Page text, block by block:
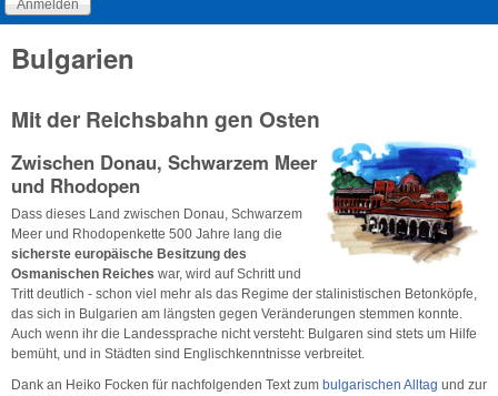
Bulgarien
Mit der Reichsbahn gen Osten
Zwischen Donau, Schwarzem Meer
und Rhodopen
Dass dieses Land zwischen Donau, Schwarzem
Meer und Rhodopenkette 500 Jahre lang die
sicherste europäische Besitzung des
Osmanischen Reiches war, wird auf Schritt und
Tritt deutlich - schon viel mehr als das Regime der stalinistischen Betonköpfe,
das sich in Bulgarien am längsten gegen Veränderungen stemmen konnte.
Auch wenn ihr die Landessprache nicht versteht: Bulgaren sind stets um Hilfe
bemüht, und in Städten sind Englischkenntnisse verbreitet.
Dank an Heiko Focken für nachfolgenden Text zum bulgarischen Alltag und zur